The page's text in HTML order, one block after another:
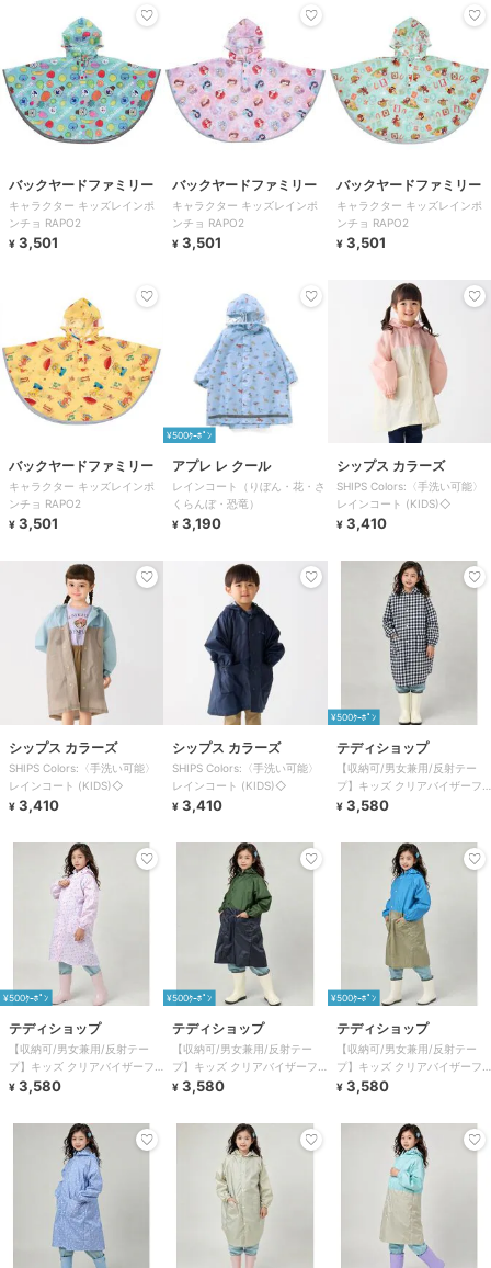
バックヤードファミリー
キャラクター キッズレインポ
ンチョ RAPO2
¥ 3,501
バックヤードファミリー
キャラクター キッズレインポ
ンチョ RAPO2
¥ 3,501
バックヤードファミリー
キャラクター キッズレインポ
ンチョ RAPO2
¥ 3,501
バックヤードファミリー
キャラクター キッズレインポ
ンチョ RAPO2
¥ 3,501
¥500ｸｰﾎﾟﾝ
アプレ レ クール
レインコート（りぼん・花・さ
くらんぼ・恐竜）
¥ 3,190
シップス カラーズ
SHIPS Colors:〈手洗い可能〉
レインコート (KIDS)◇
¥ 3,410
シップス カラーズ
SHIPS Colors:〈手洗い可能〉
レインコート (KIDS)◇
¥ 3,410
シップス カラーズ
SHIPS Colors:〈手洗い可能〉
レインコート (KIDS)◇
¥ 3,410
¥500ｸｰﾎﾟﾝ
テディショップ
【収納可/男女兼用/反射テー
プ】キッズ クリアバイザーフ
ード付きレインコート+収納袋
¥ 3,580
¥500ｸｰﾎﾟﾝ
テディショップ
【収納可/男女兼用/反射テー
プ】キッズ クリアバイザーフ
ード付きレインコート+収納袋
¥ 3,580
¥500ｸｰﾎﾟﾝ
テディショップ
【収納可/男女兼用/反射テー
プ】キッズ クリアバイザーフ
ード付きレインコート+収納袋
¥ 3,580
¥500ｸｰﾎﾟﾝ
テディショップ
【収納可/男女兼用/反射テー
プ】キッズ クリアバイザーフ
ード付きレインコート+収納袋
¥ 3,580